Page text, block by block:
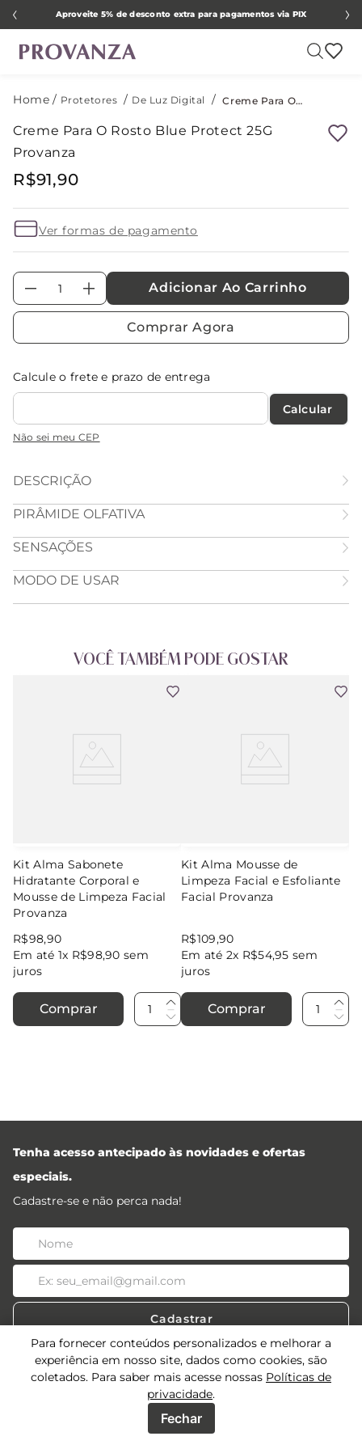
Para fornecer conteúdos personalizados e melhorar a
experiência em nosso site, dados como cookies, são
coletados. Para saber mais acesse nossas Políticas de
privacidade.
Fechar
Aproveite 5% de desconto extra para pagamentos via PIX
Protetores De Luz Digital Creme Para O Rosto Blue Protect 25G Provanza
Creme Para O Rosto Blue Protect 25G
Provanza
R$91,90
Ver formas de pagamento
＋
－ Adicionar Ao Carrinho
Comprar Agora
Calcule o frete e prazo de entrega
Não sei meu CEP
DESCRIÇÃO
PIRÂMIDE OLFATIVA
SENSAÇÕES
MODO DE USAR
VOCÊ TAMBÉM PODE GOSTAR
Kit Alma Sabonete
Hidratante Corporal e
Mousse de Limpeza Facial
Provanza
R$98,90
Em até 1x R$98,90 sem
juros
Comprar
Kit Alma Mousse de
Limpeza Facial e Esfoliante
Facial Provanza
R$109,90
Em até 2x R$54,95 sem
juros
Comprar
Tenha acesso antecipado às novidades e ofertas
especiais.
Cadastre-se e não perca nada!
Cadastrar